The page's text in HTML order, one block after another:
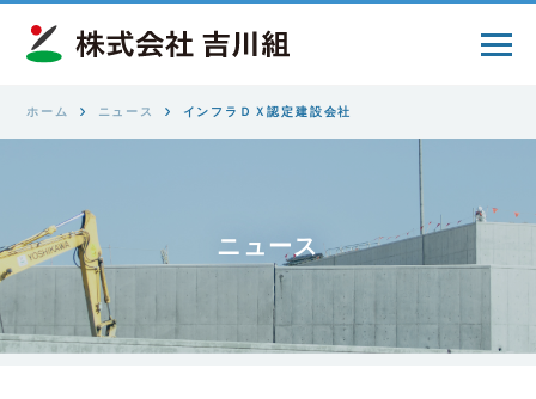
ホーム ニュース インフラＤＸ認定建設会社
ニュース